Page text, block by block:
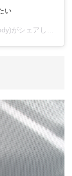
い
シェアした投稿 -